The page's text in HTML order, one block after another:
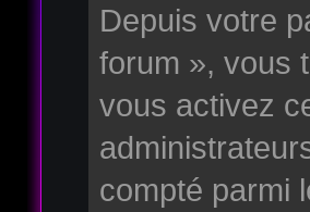
Depuis votre
forum », vous
vous activez
compté parmi